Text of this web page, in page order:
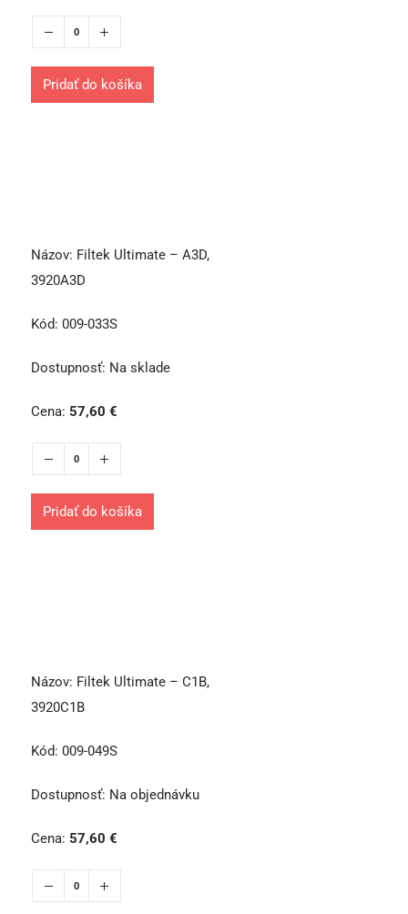
Pridať do košíka
Názov: Filtek Ultimate – A3D,
3920A3D
Kód: 009-033S
Dostupnosť: Na sklade
Cena: 57,60 €
Pridať do košíka
Názov: Filtek Ultimate – C1B,
3920C1B
Kód: 009-049S
Dostupnosť: Na objednávku
Cena: 57,60 €